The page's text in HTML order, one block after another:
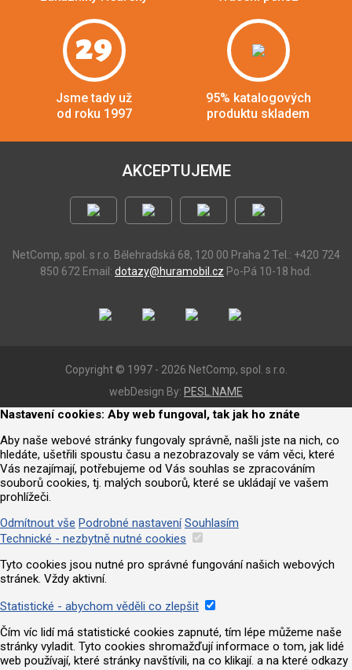
29
Jsme tady už
od roku 1997
95% katalogových
produktu skladem
AKCEPTUJEME
NetComp, spol. s r.o. Bělehradská 68, 120 00 Praha 2 Tel.: +420 724
850 672 Email: dotazy@huramobil.cz Po-Pá 10-18 hod.
Copyright © 1997 - 2026 NetComp, spol. s r.o.
webDesign By: PESL.NAME
Nastavení cookies: Aby web fungoval, tak jak ho znáte
Aby naše webové stránky fungovaly správně, našli jste na nich, co
hledáte, ušetřili spoustu času a nezobrazovaly se vám věci, které
Vás nezajímají, potřebujeme od Vás souhlas se zpracováním
souborů cookies, tj. malých souborů, které se ukládají ve vašem
prohlížeči.
Odmítnout vše Podrobné nastavení Souhlasím
Technické - nezbytně nutné cookies
Tyto cookies jsou nutné pro správné fungování našich webových
stránek. Vždy aktivní.
Statistické - abychom věděli co zlepšit
Čím víc lidí má statistické cookies zapnuté, tím lépe můžeme naše
stránky vyladit. Tyto cookies shromažďují informace o tom, jak lidé
web používají, které stránky navštívili, na co klikají. a na které odkazy